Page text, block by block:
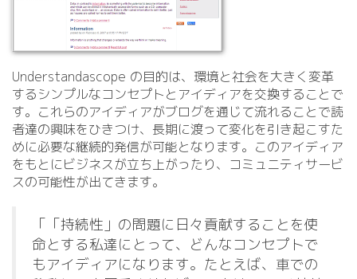
Understandascope の目的は、環境と社会を大きく変革
するシンプルなコンセプトとアイディアを交換することで
す。これらのアイディアがブログを通じて流れることで読
者達の興味をひきつけ、長期に渡って変化を引き起こすた
めに必要な継続的発信が可能となります。このアイディア
をもとにビジネスが立ち上がったり、コミュニティサービ
スの可能性が出てきます。
「「持続性」の問題に日々貢献することを使
命とする私達にとって、どんなコンセプトで
もアイディアになります。たとえば、車での